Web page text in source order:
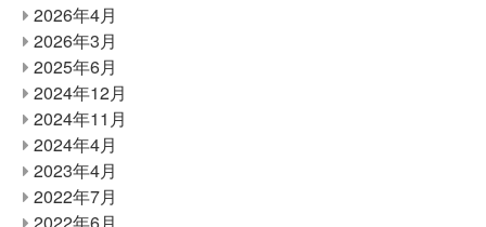
2026年4月
2026年3月
2025年6月
2024年12月
2024年11月
2024年4月
2023年4月
2022年7月
2022年6月